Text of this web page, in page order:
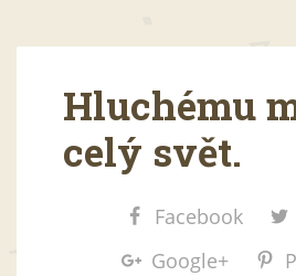
Hluchému
celý svět.
Facebook
Google+